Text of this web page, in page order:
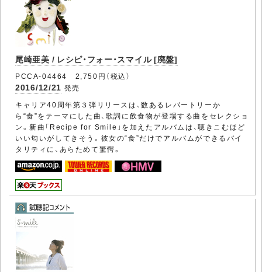
尾崎亜美 / レシピ・フォー・スマイル [廃盤]
PCCA-04464 2,750円（税込）
2016/12/21 発売
キャリア40周年第３弾リリースは、数あるレパートリーか
ら“食”をテーマにした曲、歌詞に飲食物が登場する曲をセレクショ
ン。新曲「Recipe for Smile」を加えたアルバムは、聴きこむほど
いい匂いがしてきそう。彼女の“食”だけでアルバムができるバイ
タリティに、あらためて驚愕。